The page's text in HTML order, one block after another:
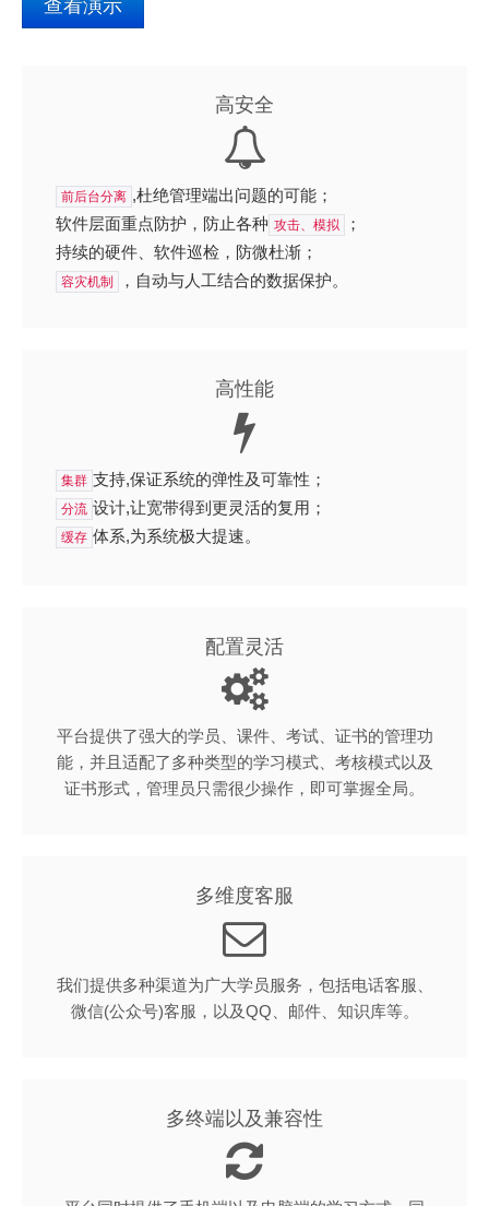
高安全
前后台分离 ,杜绝管理端出问题的可能；
软件层面重点防护，防止各种 攻击、模拟
；
持续的硬件、软件巡检 ，防微杜渐；
容灾机制 ，自动与人工结合的数据保护。
高性能
集群 支持,保证系统的弹性及可靠性；
分流 设计,让宽带得到更灵活的复用；
缓存 体系,为系统极大提速。
配置灵活
平台提供了强大的学员、课件、考试、证书的管理功
能，并且适配了多种类型的学习模式、考核模式以及
证书形式，管理员只需很少操作，即可掌握全局。
多维度客服
我们提供多种渠道为广大学员服务，包括电话客服、
微信(公众号)客服，以及QQ、邮件、知识库等。
多终端以及兼容性